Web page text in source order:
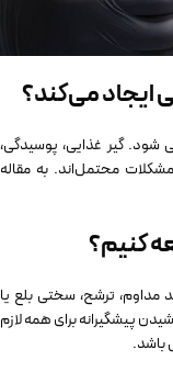
ایجاد می‌کند؟
شود. گیر غذایی، پوسیدگی،
محتمل‌اند. به مقاله
کنیم؟
مداوم، ترشح، سختی بلع یا
پیشگیرانه برای همه لازم
باشد.